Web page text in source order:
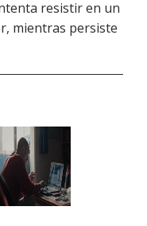
resistir en un
mientras persiste